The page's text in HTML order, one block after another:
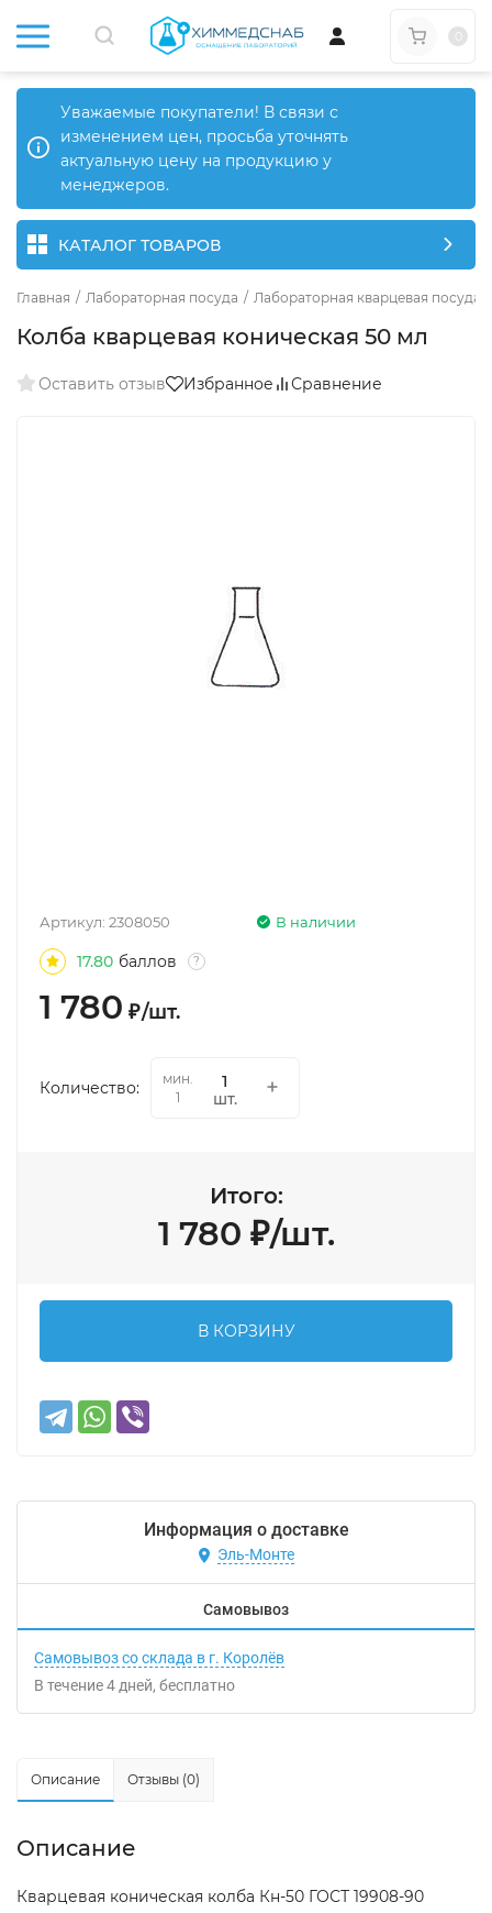
Уважаемые покупатели! В связи с
изменением цен, просьба уточнять
актуальную цену на продукцию у
менеджеров.
КАТАЛОГ ТОВАРОВ
Главная / Лабораторная посуда / Лабораторная кварцевая посуда
Колба кварцевая коническая 50 мл
Оставить отзыв Избранное Сравнение
В наличии
Артикул: 2308050
17.80 баллов ?
1 780 ₽/шт.
Количество:
мин.
1
шт.
Итого:
1 780 ₽/шт.
В КОРЗИНУ
Информация о доставке
Эль-Монте
Самовывоз
Самовывоз со склада в г. Королёв
В течение4 дней Бесплатно
Описание Отзывы (0)
Описание
Кварцевая коническая колба Кн-50 ГОСТ 19908-90